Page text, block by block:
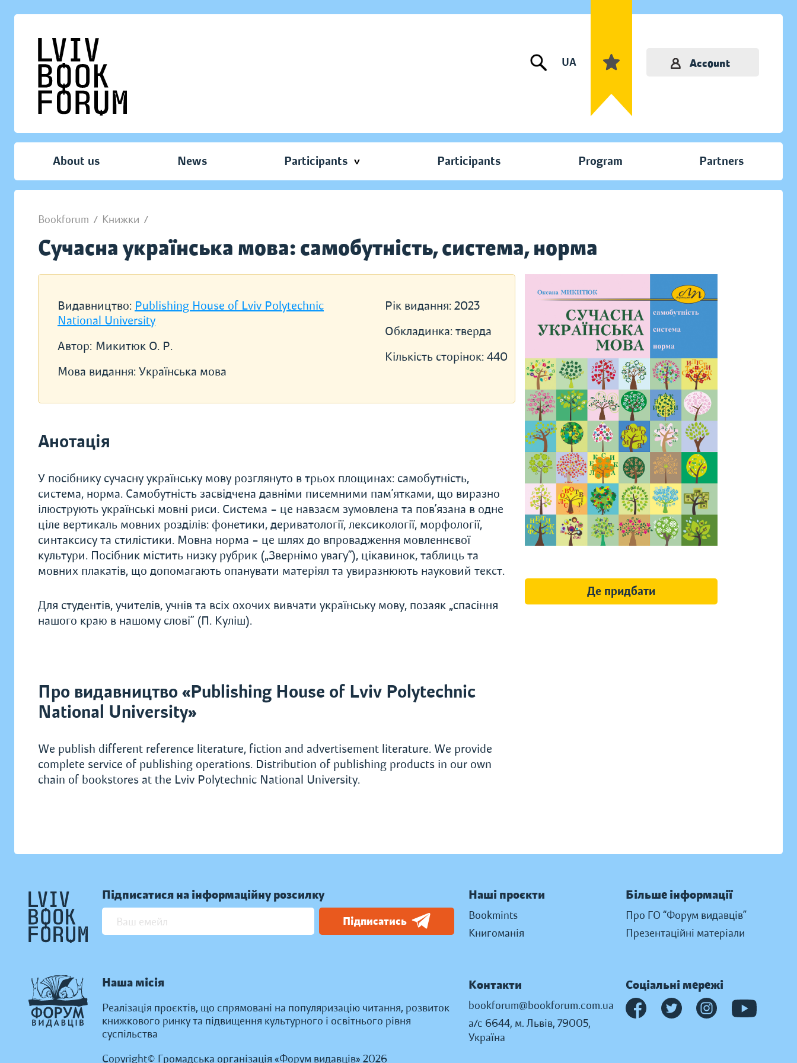
UA Account
About us News Participants Participants Program Partners
Bookforum / Книжки /
Сучасна українська мова: самобутність, система, норма
Видавництво: Publishing House of Lviv Polytechnic
National University
Автор: Микитюк О. Р.
Мова видання: Українська мова
Рік видання: 2023
Обкладинка: тверда
Кількість сторінок: 440
Анотація
У посібнику сучасну українську мову розглянуто в трьох площинах: самобутність,
система, норма. Самобутність засвідчена давніми писемними пам’ятками, що виразно
ілюструють українські мовні риси. Система – це навзаєм зумовлена та пов’язана в одне
ціле вертикаль мовних розділів: фонетики, дериватології, лексикології, морфології,
синтаксису та стилістики. Мовна норма – це шлях до впровадження мовленнєвої
культури. Посібник містить низку рубрик („Звернімо увагу”), цікавинок, таблиць та
мовних плакатів, що допомагають опанувати матеріял та увиразнюють науковий текст.
Для студентів, учителів, учнів та всіх охочих вивчати українську мову, позаяк „спасіння
нашого краю в нашому слові” (П. Куліш).
Про видавництво «Publishing House of Lviv Polytechnic
National University»
We publish different reference literature, fiction and advertisement literature. We provide
complete service of publishing operations. Distribution of publishing products in our own
chain of bookstores at the Lviv Polytechnic National University.
Де придбати
Підписатися на інформаційну розсилку
Підписатись
Наша місія
Реалізація проєктів, що спрямовані на популяризацію читання, розвиток
книжкового ринку та підвищення культурного і освітнього рівня
суспільства
Copyright© Громадська організація «Форум видавців» 2026
Наші проєкти
Bookmints
Книгоманія
Більше інформації
Про ГО “Форум видавців”
Презентаційні матеріали
Контакти
bookforum@bookforum.com.ua
а/с 6644, м. Львів, 79005,
Україна
Соціальні мережі